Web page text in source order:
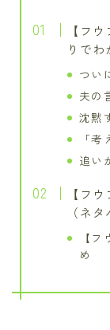
【フ
りで
つい
夫の
沈黙
「
追い
【フ
（ネ
【
め